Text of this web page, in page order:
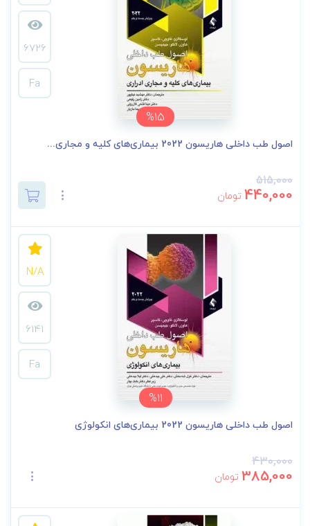
%15
6726
Fa
اصول طب داخلی هاریسون 2022 بیماری‌های کلیه و مجاری...
515,000
440,000 تومان
%11
N/A
6141
Fa
اصول طب داخلی هاریسون 2022 بیماری‌های انکولوژی
430,000
385,000 تومان